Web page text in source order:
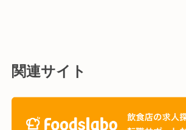
関連サイト